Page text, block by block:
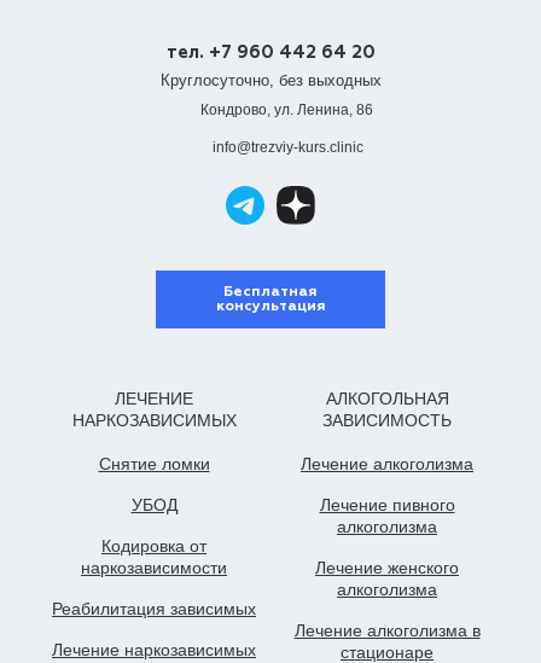
тел. +7 960 442 64 20
Круглосуточно, без выходных
Кондрово, ул. Ленина, 86
info@trezviy-kurs.clinic
Бесплатная
консультация
ЛЕЧЕНИЕ
НАРКОЗАВИСИМЫХ
Снятие ломки
УБОД
Кодировка от
наркозависимости
Реабилитация зависимых
Лечение наркозависимых
АЛКОГОЛЬНАЯ
ЗАВИСИМОСТЬ
Лечение алкоголизма
Лечение пивного
алкоголизма
Лечение женского
алкоголизма
Лечение алкоголизма в
стационаре